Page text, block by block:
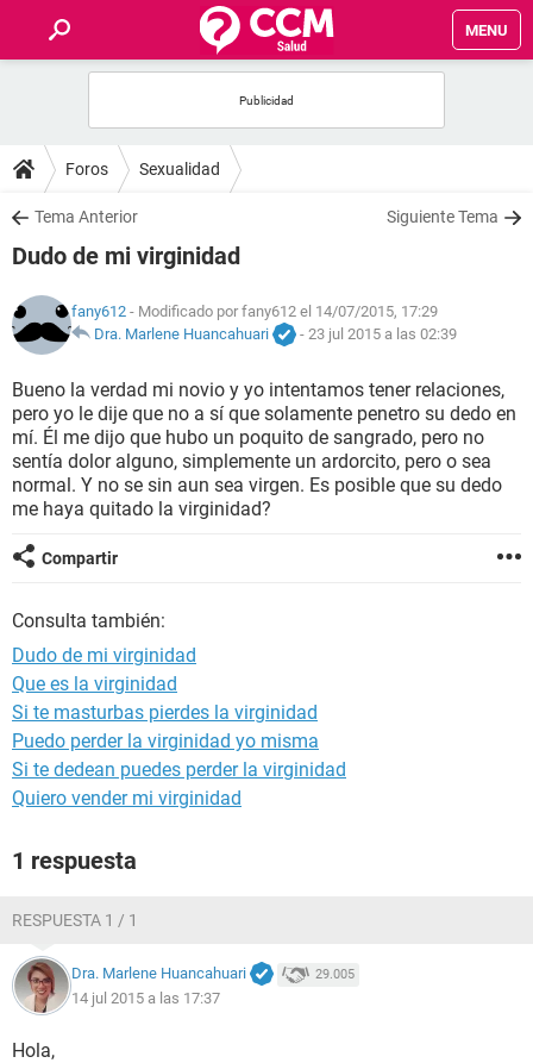
MENU
FOROS
SALUD
NUTRICIÓN
BIENESTAR
SEXUALIDAD
GLOSARIO
Foros Sexualidad
Tema Anterior Siguiente Tema
Dudo de mi virginidad
fany612 - Modificado por fany612 el 14/07/2015, 17:29
Dra. Marlene Huancahuari
- 23 jul 2015 a las 02:39
Bueno la verdad mi novio y yo intentamos tener relaciones,
pero yo le dije que no a sí que solamente penetro su dedo en
mí. Él me dijo que hubo un poquito de sangrado, pero no
sentía dolor alguno, simplemente un ardorcito, pero o sea
normal. Y no se sin aun sea virgen. Es posible que su dedo
me haya quitado la virginidad?
Compartir
Consulta también:
Dudo de mi virginidad
Que es la virginidad
Si te masturbas pierdes la virginidad
Puedo perder la virginidad yo misma
Si te dedean puedes perder la virginidad
Quiero vender mi virginidad
1 respuesta
RESPUESTA 1 / 1
Dra. Marlene Huancahuari 29.005
14 jul 2015 a las 17:37
Hola,